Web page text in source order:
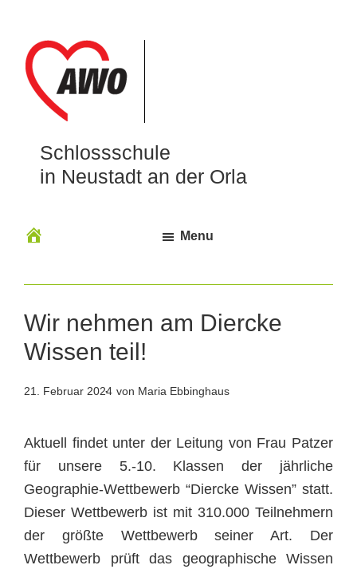
Schlossschule
in Neustadt an der Orla
Menu
Wir nehmen am Diercke
Wissen teil!
21. Februar 2024 von Maria Ebbinghaus
Aktuell findet unter der Leitung von Frau Patzer
für unsere 5.-10. Klassen der jährliche
Geographie-Wettbewerb “Diercke Wissen” statt.
Dieser Wettbewerb ist mit 310.000 Teilnehmern
der größte Wettbewerb seiner Art. Der
Wettbewerb prüft das geographische Wissen